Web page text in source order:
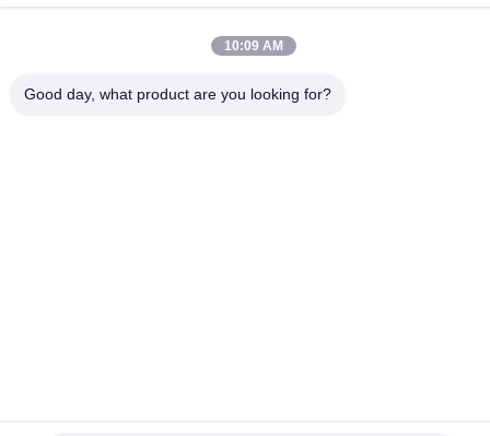
China Gute Qualität Baustellenhebe Lieferant. Copyright © -2026
Rechte vorbehalten.
10:09 AM
Good day, what product are you looking for?